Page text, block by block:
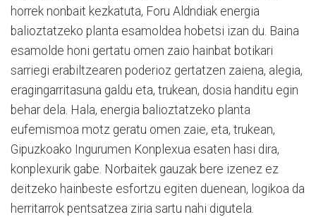
horrek nonbait kezkatuta, Foru Aldndiak energia
balioztatzeko planta esamoldea hobetsi izan du. Baina
esamolde honi gertatu omen zaio hainbat botikari
sarriegi erabiltzearen poderioz gertatzen zaiena, alegia,
eragingarritasuna galdu eta, trukean, dosia handitu egin
behar dela. Hala, energia balioztatzeko planta
eufemismoa motz geratu omen zaie, eta, trukean,
Gipuzkoako Ingurumen Konplexua esaten hasi dira,
konplexurik gabe. Norbaitek gauzak bere izenez ez
deitzeko hainbeste esfortzu egiten duenean, logikoa da
herritarrok pentsatzea ziria sartu nahi digutela.